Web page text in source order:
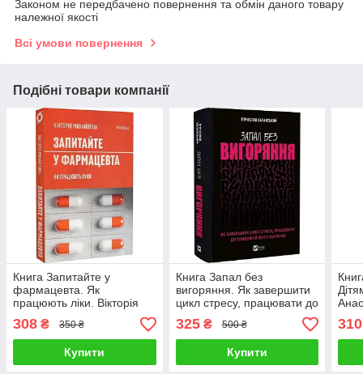
Законом не передбачено повернення та обмін даного товару
належної якості
Всі умови повернення
Подібні товари компанії
Книга Запитайте у
фармацевта. Як
працюють ліки. Вікторія
Михайлова
308 ₴ 350 ₴
Купити
Книга Запал без
вигоряння. Як завершити
цикл стресу, працювати до
сподоби й жити щасливо.
В'ячеслав Халанський
325₴ 500 ₴
Купити